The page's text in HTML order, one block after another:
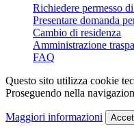
Richiedere permesso
Presentare domanda
Cambio di residenza
Amministrazione
FAQ
Questo sito utilizza cookie
Proseguendo nella
Maggiori informazioni